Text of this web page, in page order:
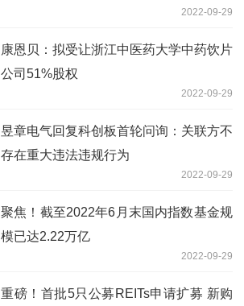
2022-09-29
康恩贝：拟受让浙江中医药大学中药饮片
公司51%股权
2022-09-29
昱章电气回复科创板首轮问询：关联方不
存在重大违法违规行为
2022-09-29
聚焦！截至2022年6月末国内指数基金规
模已达2.22万亿
2022-09-29
重磅！首批5只公募REITs申请扩募 新购